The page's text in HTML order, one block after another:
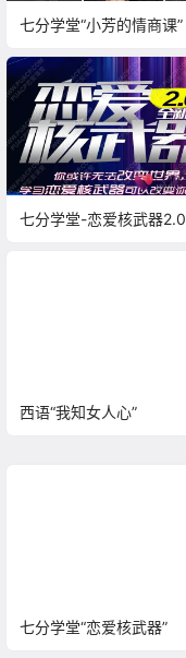
七分学堂“小芳的情商课”
七分学堂-恋爱核武器2.0
西语“我知女人心”
七分学堂“恋爱核武器”